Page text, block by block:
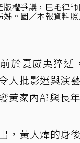
權爭議，巴毛律
。圖／本報資料照
於夏威夷猝逝
大批影迷與演
黃家內部與長
，黃大煒的身